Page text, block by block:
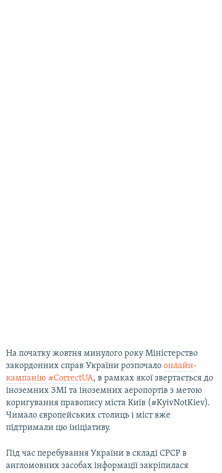
На початку жовтня минулого року Міністерство
закордонних справ України розпочало онлайн-
кампанію #CorrectUA, в рамках якої звертається до
іноземних ЗМІ та іноземних аеропортів з метою
коригування правопису міста Київ (#KyivNotKiev).
Чимало європейських столиць і міст вже
підтримали цю ініціативу.
Під час перебування України в складі СРСР в
англомовних засобах інформації закріпилася